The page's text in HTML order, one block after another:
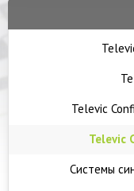
Televic
Televic
Системы